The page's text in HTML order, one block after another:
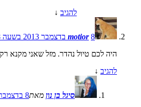
להגיב ↓
motior 8 בדצמבר 2013 בשעה 18:28
היה לכם טיול נהדר. מזל שאני מקנא
להגיב ↓
סיגל בן נון מאת8 בדצמבר 2013 בשעה 20:33